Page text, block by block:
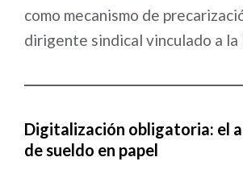
como mecanismo de
dirigente sindical vinculado a la
Digitalización obligatoria: el
de sueldo en papel